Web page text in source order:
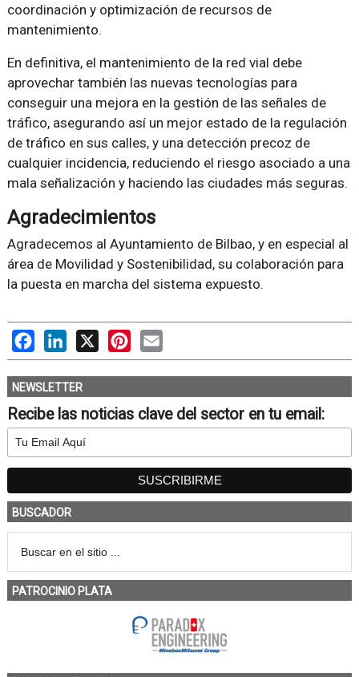
coordinación y optimización de recursos de
mantenimiento.
En definitiva, el mantenimiento de la red vial debe
aprovechar también las nuevas tecnologías para
conseguir una mejora en la gestión de las señales de
tráfico, asegurando así un mejor estado de la regulación
de tráfico en sus calles, y una detección precoz de
cualquier incidencia, reduciendo el riesgo asociado a una
mala señalización y haciendo las ciudades más seguras.
Agradecimientos
Agradecemos al Ayuntamiento de Bilbao, y en especial al
área de Movilidad y Sostenibilidad, su colaboración para
la puesta en marcha del sistema expuesto.
FacebookLinkedIn
X PinterestEmail
NEWSLETTER
Recibe las noticias clave del sector en tu email:
BUSCADOR
PATROCINIO PLATA